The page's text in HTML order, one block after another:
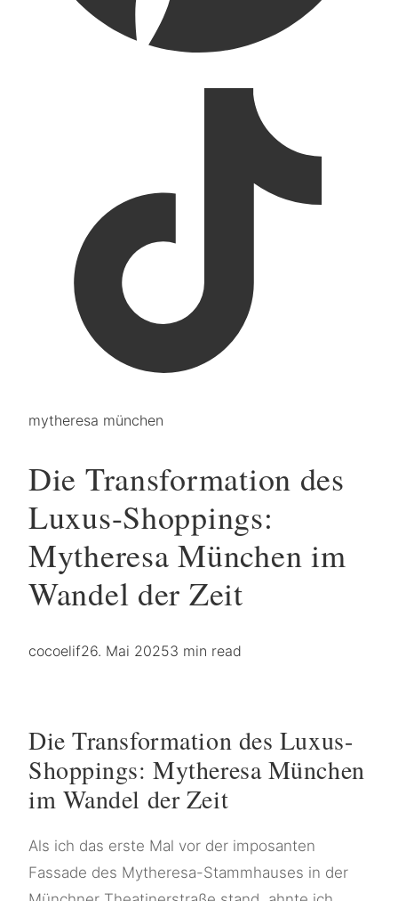
mytheresa münchen
Die Transformation des
Luxus-Shoppings:
Mytheresa München im
Wandel der Zeit
cocoelif26. Mai 20253 min read
Die Transformation des Luxus-
Shoppings: Mytheresa München
im Wandel der Zeit
Als ich das erste Mal vor der imposanten
Fassade des Mytheresa-Stammhauses in der